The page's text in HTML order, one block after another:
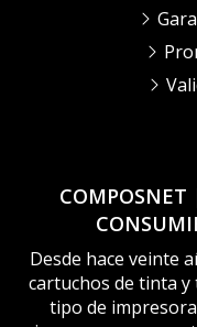
Desde hace veinte
cartuchos de tinta
tipo de